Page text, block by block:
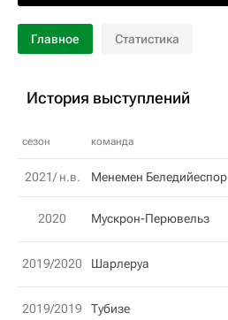
Главное Статистика
История выступлений
сезон команда
2021/ н.в. Менемен Беледийеспор
2020 Мускрон-Перювельз
2019/2020 Шарлеруа
2019/2019 Тубизе